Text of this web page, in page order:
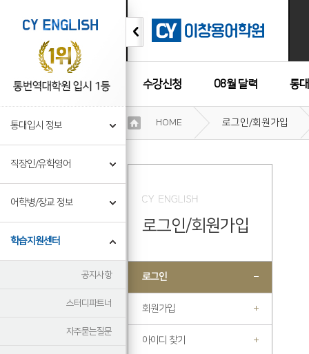
수강신청 08월 달력 통
수강후기
통대입시 정보
직장인/유학영어
어학병/장교 정보
학습지원센터
공지사항
스터디파트너
자주묻는질문
기
정
HOME 로그인/회원가입
로그인/회원가입
로그인
회원가입
아이디 찾기